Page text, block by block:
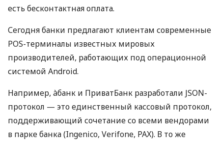
есть бесконтактная оплата.
Сегодня банки предлагают клиентам современные
POS-терминалы известных мировых
производителей, работающих под операционной
системой Android.
Например, àбанк и ПриватБанк разработали JSON-
протокол — это единственный кассовый протокол,
поддерживающий сочетание со всеми вендорами
в парке банка (Ingenico, Verifone, PAX). В то же